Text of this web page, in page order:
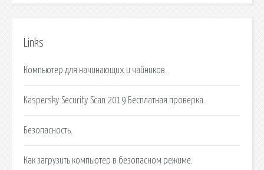
Links
Компьютер для начинающих и чайников.
Kaspersky Security Scan 2019 Бесплатная проверка.
Безопасность.
Как загрузить компьютер в безопасном режиме.